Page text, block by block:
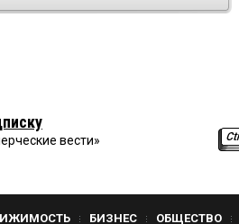
вести»
БИЗНЕС ОБЩЕСТВО